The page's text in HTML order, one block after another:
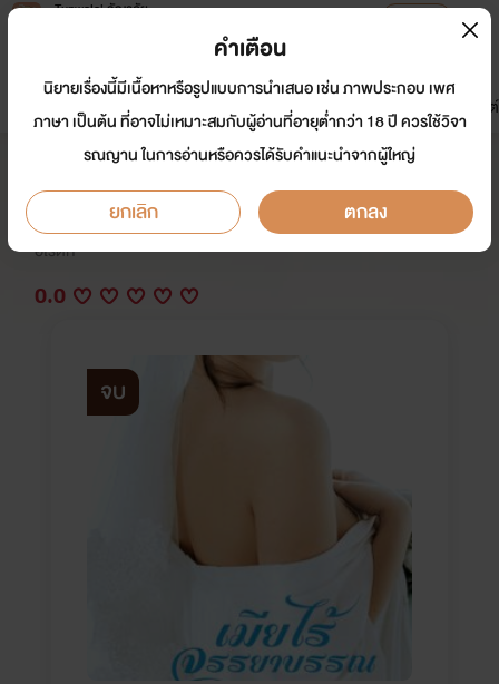
Tunwalai ธัญวลัย
หน้าแรก นิยาย อีบุ๊ก การ์ตูน
มาใหม่
ดรีมแชท ธัญลิสต์
เมียไร้จรรยาบรรณ
นักเขียน: ชะนีไทย
อีโรติก
0.0
จบ
คำเตือน
นิยายเรื่องนี้มีเนื้อหาหรือรูปแบบการนำเสนอ เช่น ภาพประกอบ เพศ
ภาษา เป็นต้น ที่อาจไม่เหมาะสมกับผู้อ่านที่อายุต่ำกว่า 18 ปี ควรใช้วิจา
รณญาน ในการอ่านหรือควรได้รับคำแนะนำจากผู้ใหญ่
ยกเลิก ตกลง